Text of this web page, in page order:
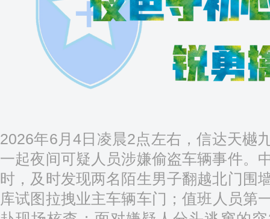
2026年6月4日凌晨2点左右，信达天樾
一起夜间可疑人员涉嫌偷盗车辆事件。
时，及时发现两名陌生男子翻越北门围
库试图拉拽业主车辆车门；值班人员第